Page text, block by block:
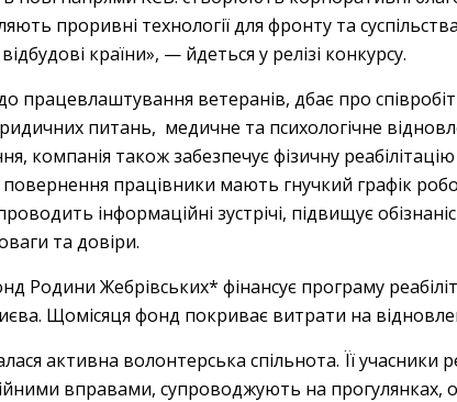
проривні технології для фронту та
країни», — йдеться у релізі конкурсу.
працевлаштування ветеранів, дбає про
питань, медичне та психологічне
компанія також забезпечує фізичну
повернення працівники мають гнучкий графік
інформаційні зустрічі, підвищує
та довіри.
Родини Жебрівських* фінансує програму
Щомісяця фонд покриває витрати на
активна волонтерська спільнота. Її учасники
вправами, супроводжують на прогулянках,